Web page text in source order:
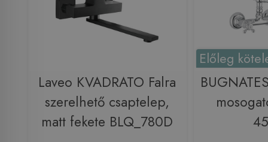
Laveo KVADRATO Falra
szerelhető csaptelep,
matt fekete BLQ_780D
Előleg